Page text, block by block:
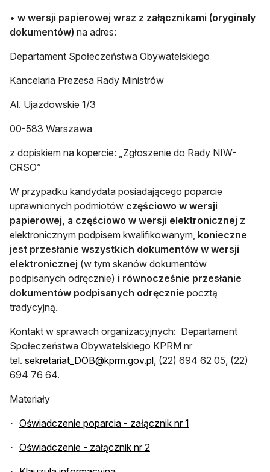
• w wersji papierowej wraz z załącznikami (oryginały
dokumentów) na adres:
Departament Społeczeństwa Obywatelskiego
Kancelaria Prezesa Rady Ministrów
Al. Ujazdowskie 1/3
00-583 Warszawa
z dopiskiem na kopercie: „Zgłoszenie do Rady NIW-
CRSO”
W przypadku kandydata posiadającego poparcie
uprawnionych podmiotów częściowo w wersji
papierowej, a częściowo w wersji elektronicznej z
elektronicznym podpisem kwalifikowanym, konieczne
jest przesłanie wszystkich dokumentów w wersji
elektronicznej (w tym skanów dokumentów
podpisanych odręcznie) i równocześnie przesłanie
dokumentów podpisanych odręcznie pocztą
tradycyjną.
Kontakt w sprawach organizacyjnych: Departament
Społeczeństwa Obywatelskiego KPRM nr
tel. sekretariat_DOB@kprm.gov.plotwiera się w nowej karcie
, (22) 694 62 05, (22)
694 76 64.
Materiały
Oświadczenie poparcia - załącznik nr 1
Oświadczenie - załącznik nr 2